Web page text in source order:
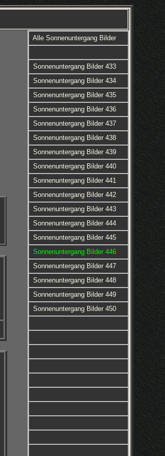
Alle Sonnenuntergang Bilder
Sonnenuntergang Bilder 433
Sonnenuntergang Bilder 434
Sonnenuntergang Bilder 435
Sonnenuntergang Bilder 436
Sonnenuntergang Bilder 437
Sonnenuntergang Bilder 438
Sonnenuntergang Bilder 439
Sonnenuntergang Bilder 440
Sonnenuntergang Bilder 441
Sonnenuntergang Bilder 442
Sonnenuntergang Bilder 443
Sonnenuntergang Bilder 444
Sonnenuntergang Bilder 445
Sonnenuntergang Bilder 446
Sonnenuntergang Bilder 447
Sonnenuntergang Bilder 448
Sonnenuntergang Bilder 449
Sonnenuntergang Bilder 450